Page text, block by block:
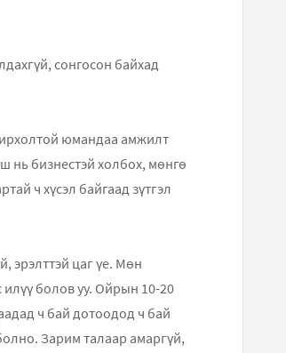
сонгосон байхад
юмандаа амжилт
нь бизнестэй холбох, мөнгө
ч хүсэл байгаад зүтгэл
эрэлттэй цаг үе. Мөн
илүү болов уу. Ойрын 10-20
ч бай дотоодод ч бай
Зарим талаар амаргүй,